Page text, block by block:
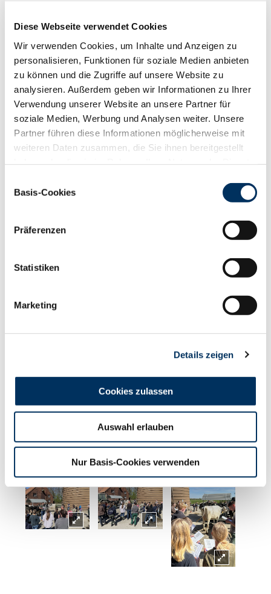
Diese Webseite verwendet Cookies
Wir verwenden Cookies, um Inhalte und Anzeigen zu
personalisieren, Funktionen für soziale Medien anbieten
zu können und die Zugriffe auf unsere Website zu
analysieren. Außerdem geben wir Informationen zu Ihrer
Verwendung unserer Website an unsere Partner für
soziale Medien, Werbung und Analysen weiter. Unsere
Partner führen diese Informationen möglicherweise mit
weiteren Daten zusammen, die Sie ihnen bereitgestellt
Cookies, wenn Sie unsere Webseite weiterhin nutzen.
Basis-Cookies
Präferenzen
Statistiken
Marketing
Details zeigen
Cookies zulassen
Auswahl erlauben
Nur Basis-Cookies verwenden
Umsetzung dieser großartigen Veranstaltungen nicht
möglich gewesen!
Mit vielen neuen Eindrücken und Erfahrungen freuen wir
uns schon auf die nächsten gemeinsamen
Veranstaltungen und darauf, weiter zusammen zu lernen
und zu wachsen!